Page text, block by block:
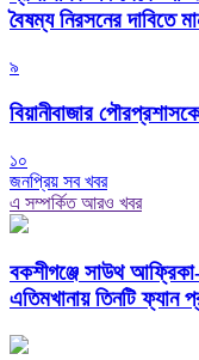
বৈষম্য নিরসনের দাবিতে
৯
বিয়ানীবাজার
১০
জনপ্রিয় সব খবর
এ সম্পর্কিত আরও খবর
বকশীগঞ্জে সাউথ
এতিমখানায় তিনটি ফ্যান